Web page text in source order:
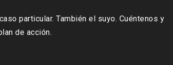
particular. También el suyo. Cuéntenos y
de acción.